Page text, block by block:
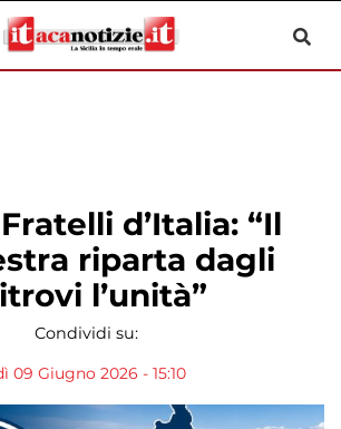
d’Italia: “Il
riparta dagli
l’unità”
Condividi su:
09 Giugno 2026 - 15:10